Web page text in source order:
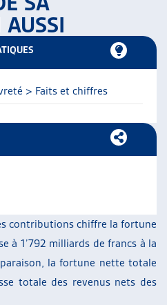
contributions chiffre la fortune
à 1’792 milliards de francs à la
la fortune nette totale
totale des revenus nets des
> Faits et chiffres